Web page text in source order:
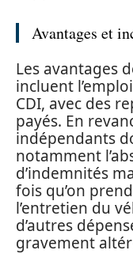
Avantages et
Les avantages
incluent
CDI, avec des
payés. En
indépendants
notamment
d’indemnités
fois qu’on
l’entretien du
d’autres
gravement